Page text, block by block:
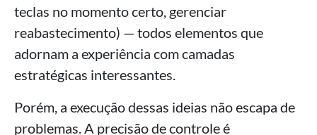
teclas no momento certo, gerenciar
reabastecimento) — todos elementos que
adornam a experiência com camadas
estratégicas interessantes.
Porém, a execução dessas ideias não escapa de
problemas. A precisão de controle é